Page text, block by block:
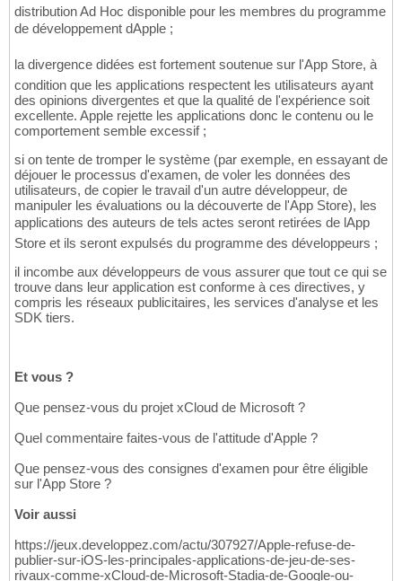
distribution Ad Hoc disponible pour les membres du programme
de développement dApple ;
la divergence didées est fortement soutenue sur l'App Store, à
condition que les applications respectent les utilisateurs ayant
des opinions divergentes et que la qualité de l'expérience soit
excellente. Apple rejette les applications donc le contenu ou le
comportement semble excessif ;
si on tente de tromper le système (par exemple, en essayant de
déjouer le processus d'examen, de voler les données des
utilisateurs, de copier le travail d'un autre développeur, de
manipuler les évaluations ou la découverte de l'App Store), les
applications des auteurs de tels actes seront retirées de lApp
Store et ils seront expulsés du programme des développeurs ;
il incombe aux développeurs de vous assurer que tout ce qui se
trouve dans leur application est conforme à ces directives, y
compris les réseaux publicitaires, les services d'analyse et les
SDK tiers.
Et vous ?
Que pensez-vous du projet xCloud de Microsoft ?
Quel commentaire faites-vous de l'attitude d'Apple ?
Que pensez-vous des consignes d'examen pour être éligible
sur l'App Store ?
Voir aussi
https://jeux.developpez.com/actu/307927/Apple-refuse-de-
publier-sur-iOS-les-principales-applications-de-jeu-de-ses-
rivaux-comme-xCloud-de-Microsoft-Stadia-de-Google-ou-